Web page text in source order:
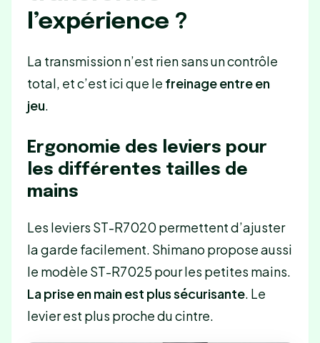
l’expérience ?
La transmission n’est rien sans un contrôle
total, et c’est ici que le freinage entre en
jeu.
Ergonomie des leviers pour
les différentes tailles de
mains
Les leviers ST-R7020 permettent d’ajuster
la garde facilement. Shimano propose aussi
le modèle ST-R7025 pour les petites mains.
La prise en main est plus sécurisante. Le
levier est plus proche du cintre.